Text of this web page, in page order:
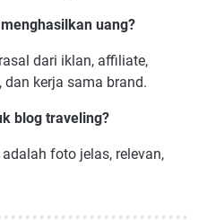
uang?
dari iklan, affiliate,
dan kerja sama brand.
blog traveling?
foto jelas, relevan,